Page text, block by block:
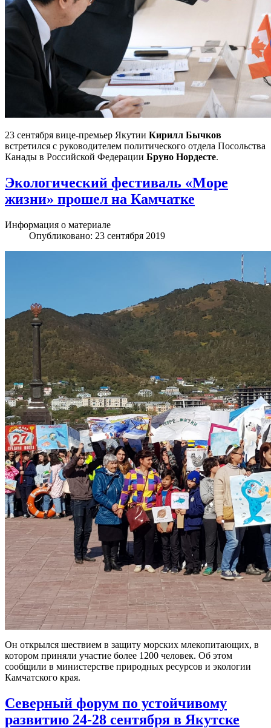
23 сентября вице-премьер Якутии Кирилл Бычков
встретился с руководителем политического отдела Посольства
Канады в Российской Федерации Бруно Нордесте.
Экологический фестиваль «Море
жизни» прошел на Камчатке
Информация о материале
Опубликовано: 23 сентября 2019
Он открылся шествием в защиту морских млекопитающих, в
котором приняли участие более 1200 человек. Об этом
сообщили в министерстве природных ресурсов и экологии
Камчатского края.
Северный форум по устойчивому
развитию 24-28 сентября в Якутске